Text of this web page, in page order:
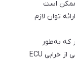
ممکن است
توان لازم
که به‌طور
غیرطبیعی بالا و پایین می‌رود، می‌تواند ناشی از خرابی ECU